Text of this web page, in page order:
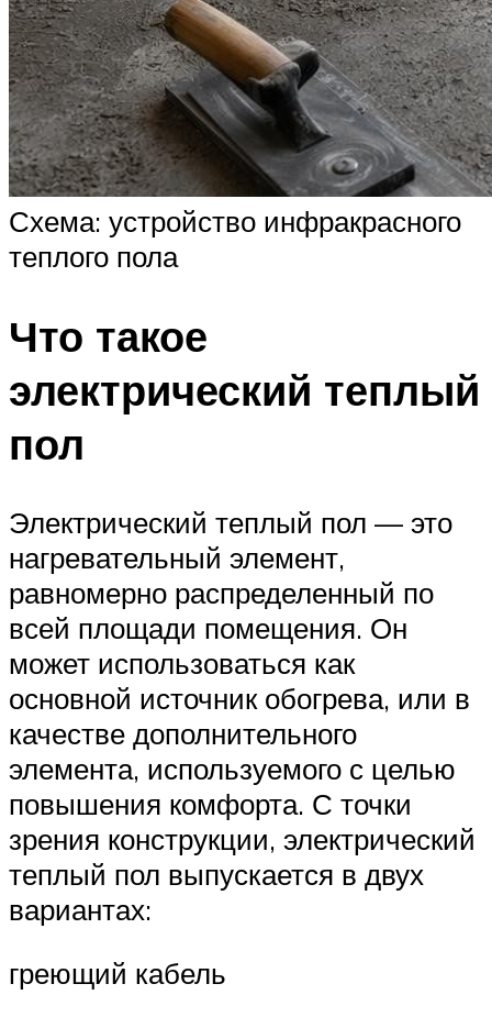
Схема: устройство инфракрасного
теплого пола
Что такое
электрический теплый
пол
Электрический теплый пол — это
нагревательный элемент,
равномерно распределенный по
всей площади помещения. Он
может использоваться как
основной источник обогрева, или в
качестве дополнительного
элемента, используемого с целью
повышения комфорта. С точки
зрения конструкции, электрический
теплый пол выпускается в двух
вариантах:
греющий кабель